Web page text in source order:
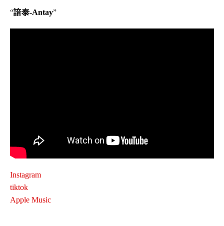
“諳泰-Antay”
Instagram
tiktok
Apple Music